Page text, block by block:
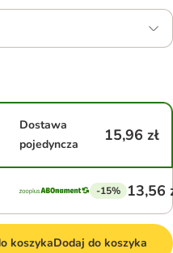
Dostawa
pojedyncza
15,96 zł
-15% 13,56
koszykaDodaj do koszyka